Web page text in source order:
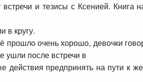
и тезисы с Ксенией. Книга
в кругу.
прошло оченьхорошо, девочки
ушли после встречи в
действия предпринять на пути к